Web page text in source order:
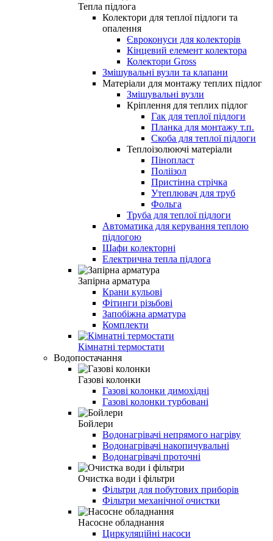
Тепла підлога
Колектори для теплої підлоги та
опалення
Євроконуси для колекторів
Кінцевий елемент колектора
Колектори Gross
Змішувальні вузли та клапани
Матеріали для монтажу теплих підлог
Змішувальні вузли
Кріплення для теплих підлог
Гак для теплої підлоги
Планка для монтажу т.п.
Скоба для теплої підлоги
Теплоізолюючі матеріали
Пінопласт
Поліізол
Пристінна стрічка
Утеплювач для труб
Фольга
Труба для теплої підлоги
Автоматика для керування теплою
підлогою
Шафи колекторні
Електрична тепла підлога
Запірна арматура
Крани кульові
Фітинги різьбові
Запобіжна арматура
Комплекти
Кімнатні термостати
Водопостачання
Газові колонки
Газові колонки димохідні
Газові колонки турбовані
Бойлери
Водонагрівачі непрямого нагріву
Водонагрівачі накопичувальні
Водонагрівачі проточні
Очистка води і фільтри
Фільтри для побутових приборів
Фільтри механічної очистки
Насосне обладнання
Циркуляційні насоси